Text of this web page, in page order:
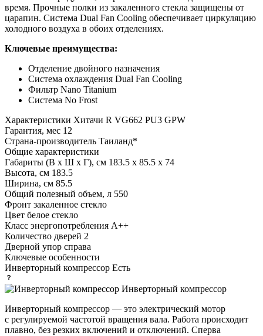
время. Прочные полки из закаленного стекла защищены от
царапин. Система Dual Fan Cooling обеспечивает циркуляцию
холодного воздуха в обоих отделениях.
Ключевые преимущества:
Отделение двойного назначения
Система охлаждения Dual Fan Cooling
Фильтр Nano Titanium
Система No Frost
Характеристики Хитачи R VG662 PU3 GPW
Гарантия, мес 12
Страна-производитель Таиланд*
Общие характеристики
Габариты (В х Ш х Г), см 183.5 х 85.5 х 74
Высота, см 183.5
Ширина, см 85.5
Общий полезный объем, л 550
Фронт закаленное стекло
Цвет белое стекло
Класс энергопотребления A++
Количество дверей 2
Дверной упор справа
Ключевые особенности
Инверторный компрессор Есть
Инверторный компрессор
Инверторный компрессор — это электрический мотор
с регулируемой частотой вращения вала. Работа происходит
плавно, без резких включений и отключений. Сперва